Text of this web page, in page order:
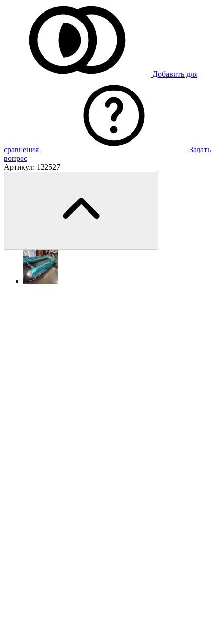
Добавить для
сравнения
Задать
вопрос
Артикул: 122527